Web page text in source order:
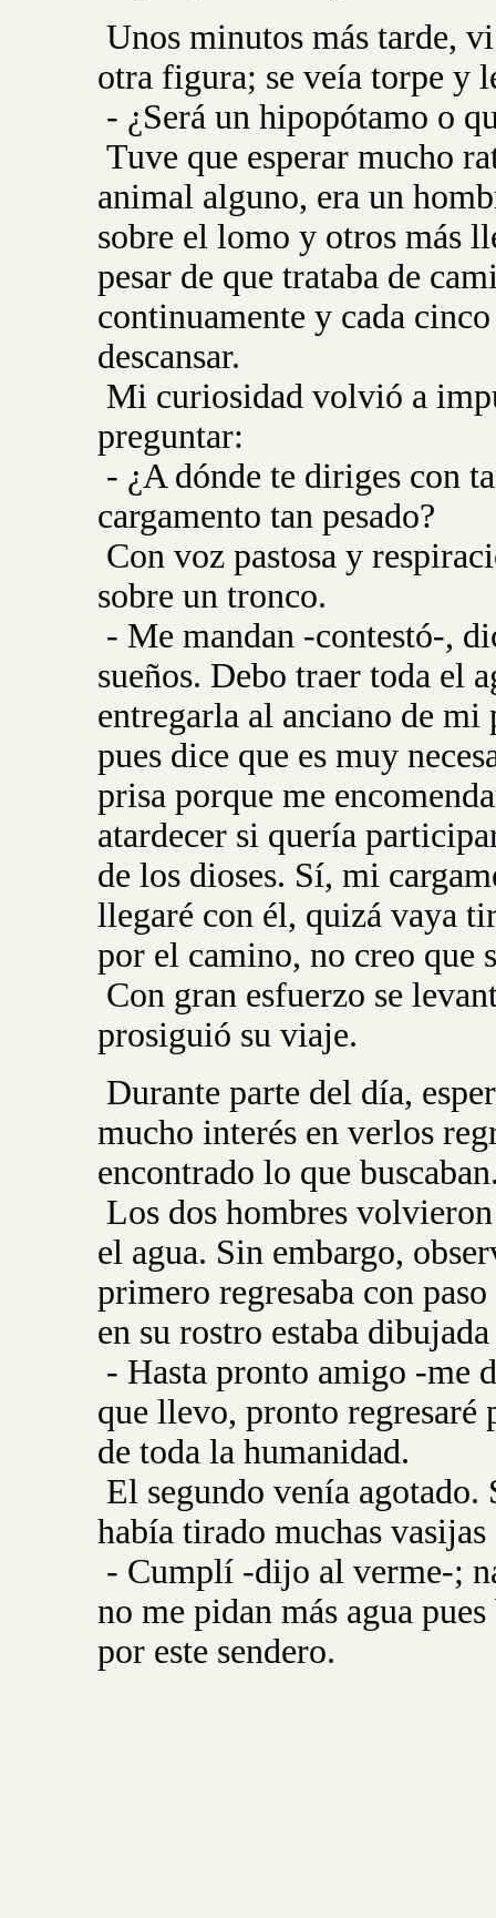
Unos minutos más tarde,
otra figura; se veía torpe y
- ¿Será un hipopótamo o
Tuve que esperar mucho
animal alguno, era un
sobre el lomo y otros más
pesar de que trataba de
continuamente y cada
descansar.
Mi curiosidad volvió a
preguntar:
- ¿A dónde te diriges con
cargamento tan pesado?
Con voz pastosa y
sobre un tronco.
- Me mandan -contestó-,
sueños. Debo traer toda el
entregarla al anciano de
pues dice que es muy
prisa porque me
atardecer si quería
de los dioses. Sí, mi
llegaré con él, quizá vaya
por el camino, no creo que
Con gran esfuerzo se
prosiguió su viaje.
Durante parte del día,
mucho interés en verlos
encontrado lo que
Los dos hombres
el agua. Sin embargo,
primero regresaba con
en su rostro estaba
- Hasta pronto amigo -me
que llevo, pronto regresaré
de toda la humanidad.
El segundo venía agotado.
había tirado muchas
- Cumplí -dijo al verme-;
no me pidan más agua
por este sendero.